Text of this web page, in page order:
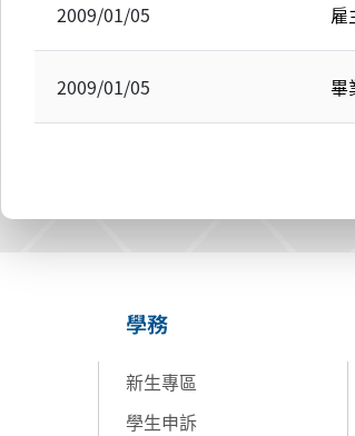
2009/01/05 雇
2009/01/05 畢
學務
新生專區
學生申訴